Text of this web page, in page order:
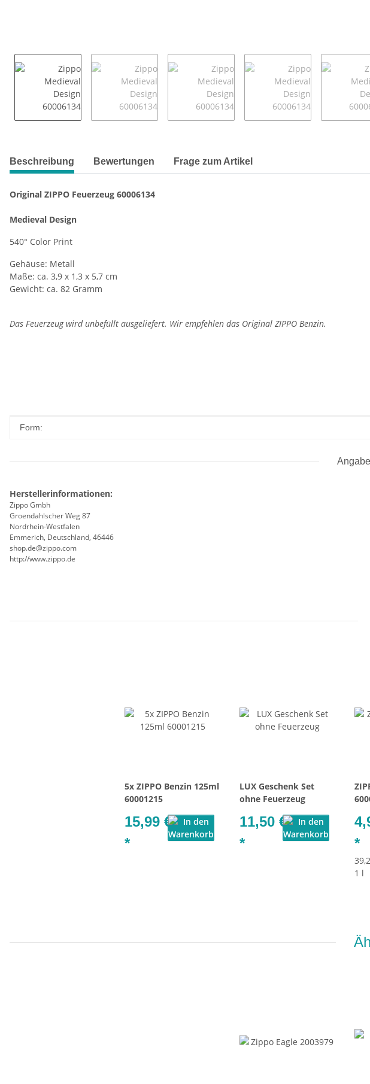
weitere Registerkarten anzeigen
Beschreibung Bewertungen Frage zum Artikel
Original ZIPPO Feuerzeug 60006134
Medieval Design
540° Color Print
Gehäuse: Metall
Maße: ca. 3,9 x 1,3 x 5,7 cm
Gewicht: ca. 82 Gramm
Das Feuerzeug wird unbefüllt ausgeliefert. Wir empfehlen das Original ZIPPO Benzin.
Produkteigenschaft
Wert
Form:
Herstellerinformationen:
Zippo Gmbh
Groendahlscher Weg 87
Nordrhein-Westfalen
Emmerich, Deutschland, 46446
shop.de@zippo.com
http://www.zippo.de
5x ZIPPO Benzin 125ml
60001215
15,99 €
*
LUX Geschenk Set
ohne Feuerzeug
11,50 €
*
*
1 l